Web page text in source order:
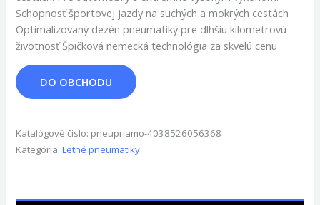
Schopnosť športovej jazdy na suchých a mokrých cestách
Optimalizovaný dezén pneumatiky pre dlhšiu kilometrovú
životnosť Špičková nemecká technológia za skvelú cenu
DO OBCHODU
Katalógové číslo: pneupriamo-4038526056368
Kategória:Letné pneumatiky